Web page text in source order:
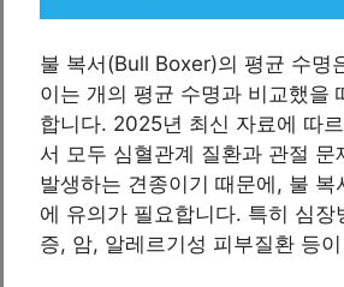
불 복서(Bull Boxer)의 평균 수명
이는 개의 평균 수명과 비교했을
합니다. 2025년 최신 자료에 따
서 모두 심혈관계 질환과 관절 문
발생하는 견종이기 때문에, 불 복
에 유의가 필요합니다. 특히 심장
증, 암, 알레르기성 피부질환 등